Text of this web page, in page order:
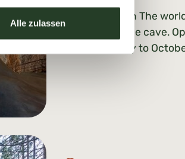
Alle zulassen
In Werfen The
largest ice cave.
from May to